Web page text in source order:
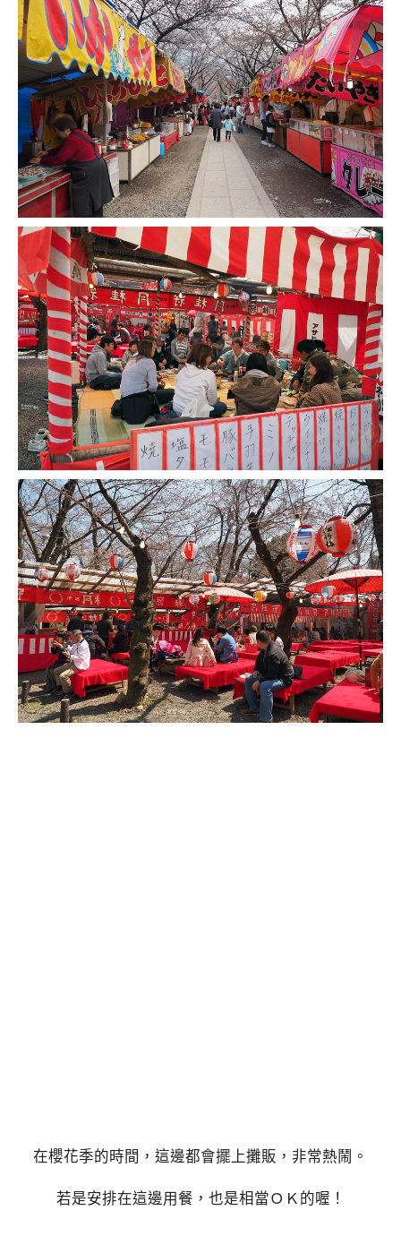
在櫻花季的時間，這邊都會擺上攤販，非常熱鬧。
若是安排在這邊用餐，也是相當ＯＫ的喔！